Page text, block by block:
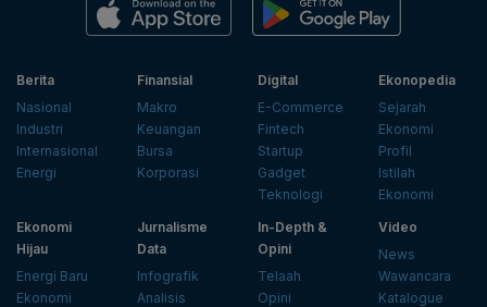
Berita
Nasional
Industri
Internasional
Energi
Finansial
Makro
Keuangan
Bursa
Korporasi
Digital
E-Commerce
Fintech
Startup
Gadget
Teknologi
Ekonopedia
Sejarah
Ekonomi
Profil
Istilah
Ekonomi
Ekonomi
Hijau
Energi Baru
Ekonomi
Jurnalisme
Data
Infografik
Analisis
In-Depth &
Opini
Telaah
Opini
Video
News
Wawancara
Katalogue